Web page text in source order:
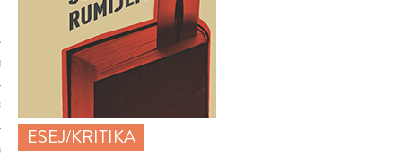
ESEJ/KRITIKA